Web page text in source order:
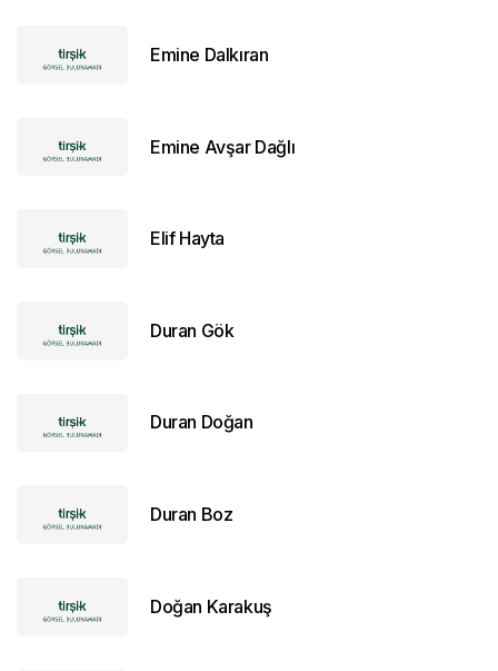
Emine Dalkıran
Emine Avşar Dağlı
Elif Hayta
Duran Gök
Duran Doğan
Duran Boz
Doğan Karakuş